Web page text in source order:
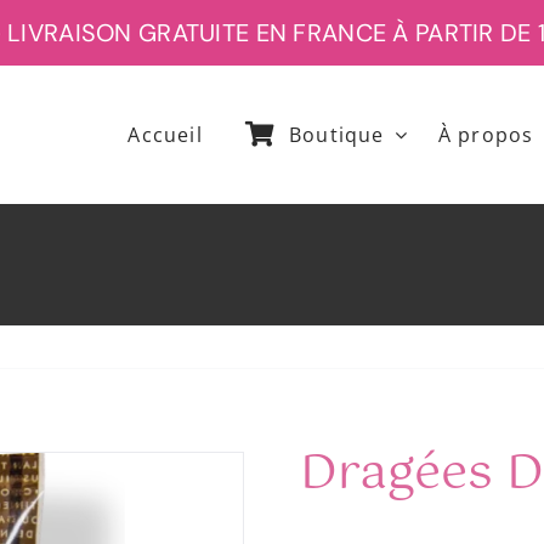
GRATUITE EN FRANCE À PARTIR DE
Accueil Boutique À propos
Dragées